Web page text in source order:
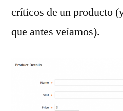
críticos de un producto
que antes veíamos).